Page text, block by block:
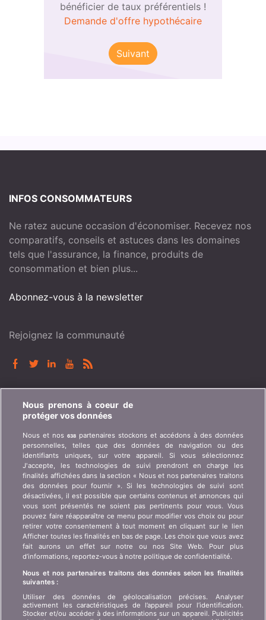
bénéficier de taux préférentiels !
Demande d'offre hypothécaire
Suivant
INFOS CONSOMMATEURS
Ne ratez aucune occasion d'économiser. Recevez nos
comparatifs, conseils et astuces dans les domaines
tels que l'assurance, la finance, produits de
consommation et bien plus...
Abonnez-vous à la newsletter
Rejoignez la communauté
BONUS.CH
comparatifs ? Demande de presse, partenariat,
publicité, ...
Qui sommes-nous ?
Contact
Publicité
Affiliation / Partenariat
Presse
Information client art. 45
LSA
Protection des données
Informations juridiques
Plan du site
LANGUE
FR IT
Nous prenons à coeur de
protéger vos données
Nous et nos638 partenaires stockons et accédons à des données
personnelles, telles que des données de navigation ou des
identifiants uniques, sur votre appareil. Si vous sélectionnez
J'accepte, les technologies de suivi prendront en charge les
finalités affichées dans la section « Nous et nos partenaires traitons
des données pour fournir ». Si les technologies de suivi sont
désactivées, il est possible que certains contenus et annonces qui
vous sont présentés ne soient pas pertinents pour vous. Vous
pouvez faire réapparaître ce menu pour modifier vos choix ou pour
retirer votre consentement à tout moment en cliquant sur le lien
Afficher toutes les finalités en bas de page. Les choix que vous avez
fait aurons un effet sur notre ou nos Site Web. Pour plus
d’informations, reportez-vous à notre politique de confidentialité.
Nous et nos partenaires traitons des données selon les finalités
suivantes :
Utiliser des données de géolocalisation précises. Analyser
activement les caractéristiques de l’appareil pour l’identification.
Stocker et/ou accéder à des informations sur un appareil. Publicités